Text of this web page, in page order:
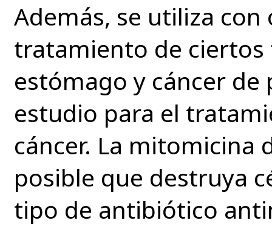
Además, se utiliza
tratamiento de ciertos
estómago y cáncer de
estudio para el
cáncer. La mitomicina
posible que destruya
tipo de antibiótico